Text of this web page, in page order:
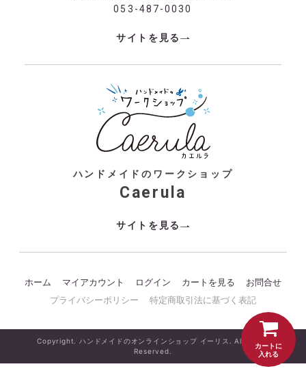
カートに
入れる
053-487-0030
サイトを見る
ハンドメイドのワークショップ
Caerula
サイトを見る
ホーム マイアカウント ログイン カートを見る
お問合せ
プライバシーポリシー
特定商取引法に基づく表記
Copyright. ハンドメイドのオンラインショップ イーリス. All Rights
Reserved.